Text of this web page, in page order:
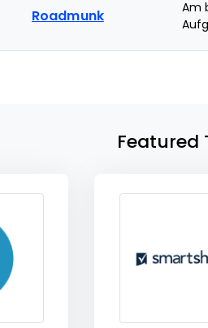
Roadmunk
Am
Featured